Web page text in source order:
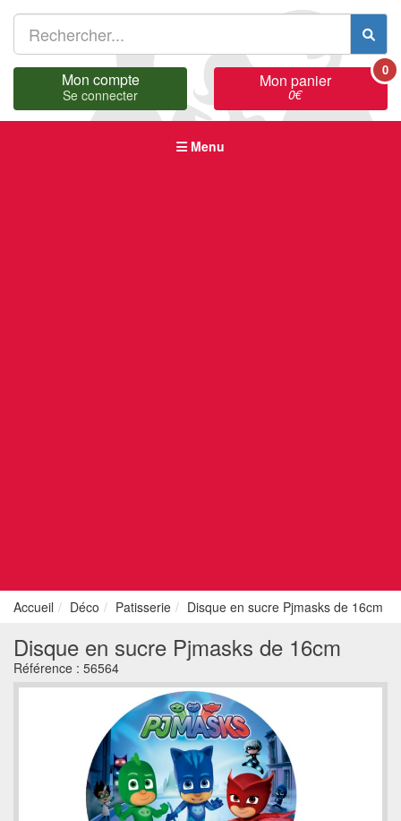
Mon compte
Se connecter
Mon panier
0€
0
Menu
Accueil Déco Patisserie Disque en sucre Pjmasks de 16cm
Disque en sucre Pjmasks de 16cm
Référence : 56564